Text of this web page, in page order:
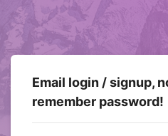
Email login / signup,
remember password!